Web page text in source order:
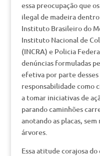
essa preocupação que
ilegal de madeira
Instituto Brasileiro do
Instituto Nacional de
(INCRA) e Policia
denúncias formuladas
efetiva por parte desses
responsabilidade como
a tomar iniciativas de
parando caminhões
anotando as placas,
árvores.
Essa atitude corajosa